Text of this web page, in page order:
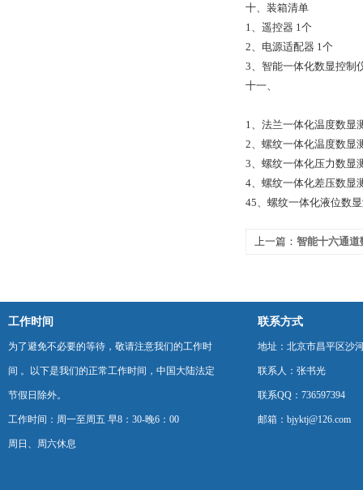
十、装箱清单
1、遥控器 1个
2、电源适配器 1个
3、智能一体化数显控制
十一、
1、法兰一体化温度数显
2、螺纹一体化温度数显
3、螺纹一体化压力数显
4、螺纹一体化差压数显
45、螺纹一体化液位数
上一篇： 智能十六通道
工作时间
为了避免不必要的等待，敬请注意我们的工作时
间 。以下是我们的正常工作时间，中国大陆法定
节假日除外。
工作时间：周一至周五 早8：30-晚6：00
周日、周六休息
联系方式
地址：北京市昌平区沙
联系人：张书光
联系QQ：736597394
邮箱：bjyktj@126.com